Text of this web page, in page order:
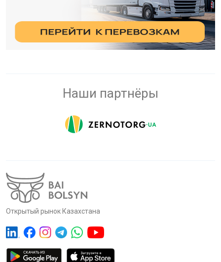
Наши партнёры
Открытый рынок Казахстана